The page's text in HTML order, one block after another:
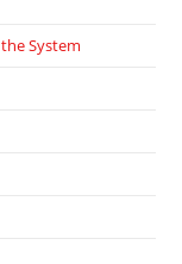
System